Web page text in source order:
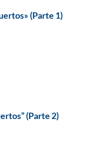
(Parte 1)
(Parte 2)